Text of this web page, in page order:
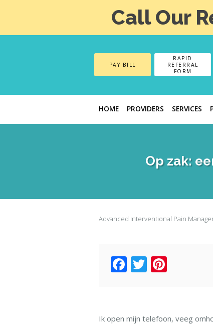
Call Our
PAY BILL
RAPID
REFERRAL
FORM
HOME PROVIDERS SERVICES
Op zak:
Advanced Interventional Pain
Facebook
Twitter
Ik open mijn telefoon, veeg